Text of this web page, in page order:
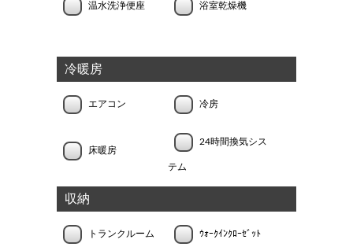
温水洗浄便座 浴室乾燥機
冷暖房
エアコン 冷房
床暖房
24時間換気シス
テム
収納
トランクルーム ｳｫｰｸｲﾝｸﾛｰｾﾞｯﾄ